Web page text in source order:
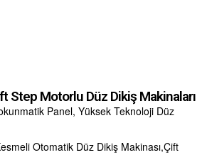
Step Motorlu Düz Dikiş Makinaları
Panel, Yüksek Teknoloji Düz
Otomatik Düz Dikiş Makinası,Çift